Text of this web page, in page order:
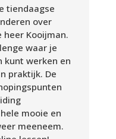
tiendaagse
over
heer Kooijman.
waar je
kunt werken en
praktijk. De
mooie en
meeneem.